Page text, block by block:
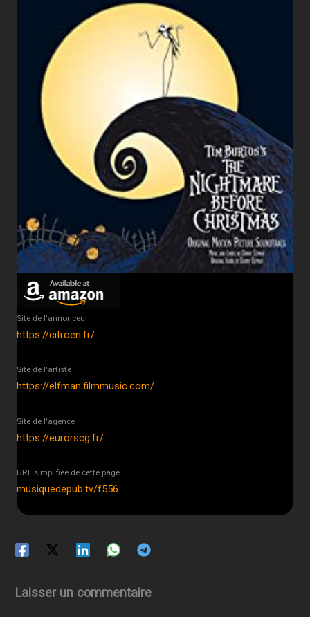
Site de l'annonceur
https://citroen.fr/
Site de l'artiste
https://elfman.filmmusic.com/
Site de l'agence
https://eurorscg.fr/
URL simplifiée de cette page
musiquedepub.tv/f556
Laisser un commentaire